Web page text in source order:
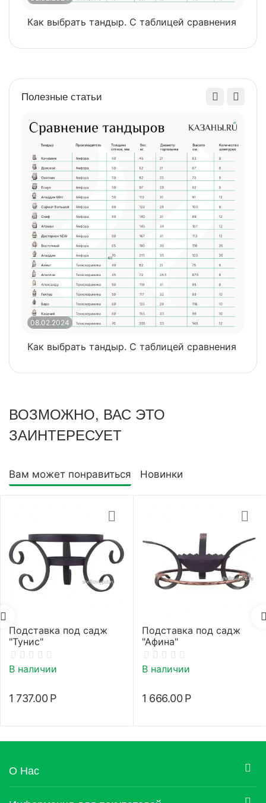
Как выбрать тандыр. С таблицей сравнения
Полезные статьи
08.02.2024
Как выбрать тандыр. С таблицей сравнения
ВОЗМОЖНО, ВАС ЭТО
ЗАИНТЕРЕСУЕТ
Вам может понравиться Новинки
Подставка под садж
"Тунис"
В наличии
1 737.00 Р
Подставка под садж
"Афина"
В наличии
1 666.00 Р
О Нас